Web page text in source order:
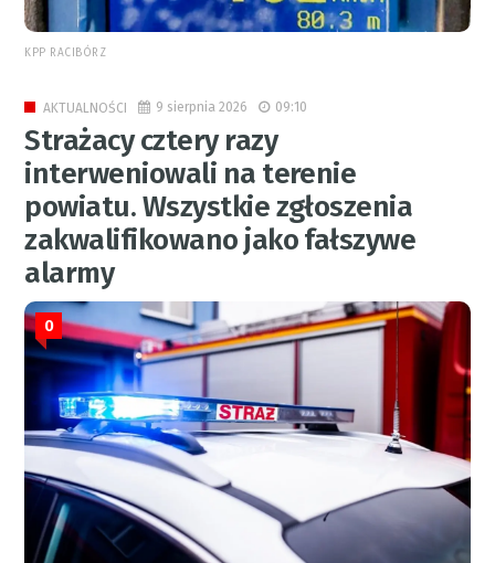
KPP RACIBÓRZ
AKTUALNOŚCI 9 sierpnia 2026 09:10
Strażacy cztery razy
interweniowali na terenie
powiatu. Wszystkie zgłoszenia
zakwalifikowano jako fałszywe
alarmy
0